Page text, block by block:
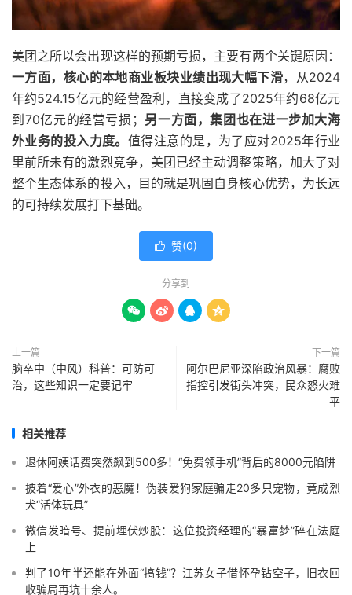
美团之所以会出现这样的预期亏损，主要有两个关键原因：
一方面，核心的本地商业板块业绩出现大幅下滑，从2024
年约524.15亿元的经营盈利，直接变成了2025年约68亿元
到70亿元的经营亏损； 另一方面，集团也在进一步加大海
外业务的投入力度。 值得注意的是，为了应对2025年行业
里前所未有的激烈竞争，美团已经主动调整策略，加大了对
整个生态体系的投入，目的就是巩固自身核心优势，为长远
的可持续发展打下基础。
 赞(0)
分享到
   
上一篇
脑卒中（中风）科普：可防可
治，这些知识一定要记牢
下一篇
阿尔巴尼亚深陷政治风暴：腐败
指控引发街头冲突，民众怒火难
平
相关推荐
退休阿姨话费突然飙到500多！“免费领手机”背后的8000元陷阱
披着“爱心”外衣的恶魔！伪装爱狗家庭骗走20多只宠物，竟成烈
犬“活体玩具”
微信发暗号、提前埋伏炒股：这位投资经理的“暴富梦”碎在法庭
上
判了10年半还能在外面“搞钱”？江苏女子借怀孕钻空子，旧衣回
收骗局再坑十余人。